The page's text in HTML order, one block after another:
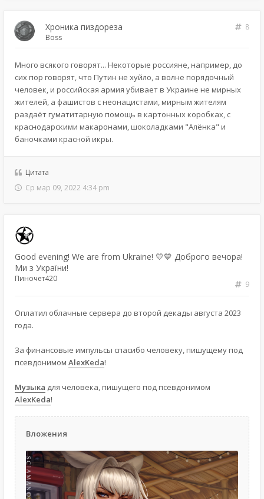
Хроника пиздореза
8
Boss
Много всякого говорят... Некоторые россияне, например, до
сих пор говорят, что Путин не хуйло, а волне порядочный
человек, и российская армия убивает в Украине не мирных
жителей, а фашистов с неонацистами, мирным жителям
раздаёт гуматитарную помощь в картонных коробках, с
краснодарскими макаронами, шоколадками "Алёнка" и
баночками красной икры.
Цитата
Ср мар 09, 2022 4:34 pm
Good evening! We are from Ukraine! 💛💙 Доброго вечора!
Ми з України!
9
Пиночет420
Оплатил облачные сервера до второй декады августа 2023
года.
За финансовые импульсы спасибо человеку, пишущему под
псевдонимом AlexKeda!
Музыка для человека, пишущего под псевдонимом
AlexKeda!
Вложения